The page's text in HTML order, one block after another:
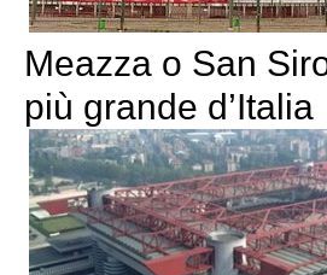
Meazza o San
più grande d’Italia